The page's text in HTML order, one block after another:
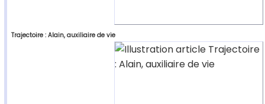
Trajectoire : Alain, auxiliaire de vie